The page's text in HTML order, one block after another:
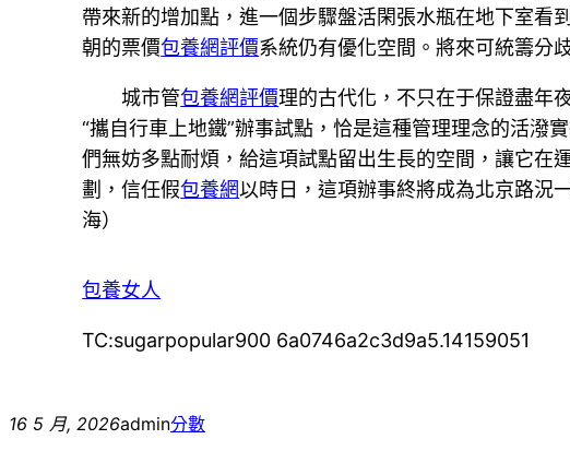
帶來新的增加點，進一個步驟盤活閑張水瓶在地下室看
朝的票價包養網評價系統仍有優化空間。將來可統籌分
城市管包養網評價理的古代化，不只在于保證盡年
“攜自行車上地鐵”辦事試點，恰是這種管理理念的活
們無妨多點耐煩，給這項試點留出生長的空間，讓它在
劃，信任假包養網以時日，這項辦事終將成為北京路況
海）
包養女人
TC:sugarpopular900 6a0746a2c3d9a5.14159051
16 5 月, 2026admin分數